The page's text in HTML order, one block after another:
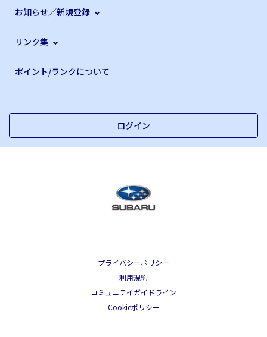
お知らせ／新規登録
リンク集
ポイント/ランクについて
ログイン
プライバシーポリシー
利用規約
コミュニテイガイドライン
Cookieポリシー